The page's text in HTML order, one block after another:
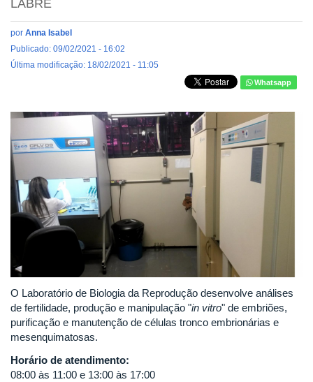
LABRE
por Anna Isabel
Publicado: 09/02/2021 - 16:02
Última modificação: 18/02/2021 - 11:05
Whatsapp
O Laboratório de Biologia da Reprodução desenvolve análises
de fertilidade, produção e manipulação "in vitro" de embriões,
purificação e manutenção de células tronco embrionárias e
mesenquimatosas.
Horário de atendimento:
08:00 às 11:00 e 13:00 às 17:00